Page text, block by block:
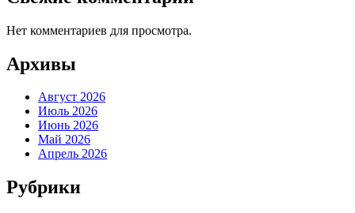
Нет комментариев для просмотра.
Архивы
Август 2026
Июль 2026
Июнь 2026
Май 2026
Апрель 2026
Рубрики